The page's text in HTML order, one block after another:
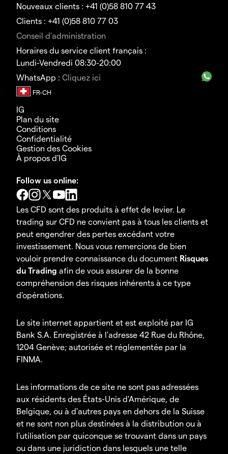
Nouveaux clients : +41 (0)58 810 77 43
Clients : +41 (0)58 810 77 03
Conseil d'administration
Horaires du service client français :
Lundi-Vendredi 08:30-20:00
WhatsApp : Cliquez ici
IG
Plan du site
Conditions
Confidentialité
Gestion des Cookies
À propos d'IG
Follow us online:
Les CFD sont des produits à effet de levier. Le
trading sur CFD ne convient pas à tous les clients et
peut engendrer des pertes excédant votre
investissement. Nous vous remercions de bien
vouloir prendre connaissance du document Risques
du Trading afin de vous assurer de la bonne
compréhension des risques inhérents à ce type
d'opérations.
Le site internet appartient et est exploité par IG
Bank S.A. Enregistrée à l'adresse 42 Rue du Rhône,
1204 Genève; autorisée et réglementée par la
FINMA.
Les informations de ce site ne sont pas adressées
aux résidents des États-Unis d'Amérique, de
Belgique, ou à d'autres pays en dehors de la Suisse
et ne sont non plus destinées à la distribution ou à
l'utilisation par quiconque se trouvant dans un pays
ou dans une juridiction dans lesquels une telle